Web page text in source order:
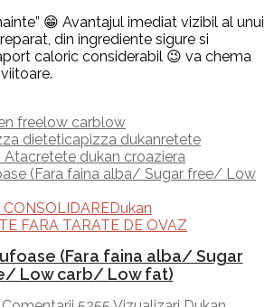
😁 Avantajul imediat vizibil al unui
din ingrediente sigure si
caloric considerabil 😉 va chema
freelow carblow
dieteticapizza dukanretete
Atacretete dukan croaziera
CONSOLIDAREDukan
FARA TARATE DE OVAZ
(Fara faina alba/ Sugar
Low carb/ Low fat)